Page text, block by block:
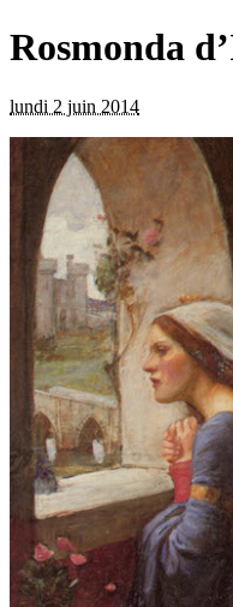
Rosmonda
lundi 2 juin 2014